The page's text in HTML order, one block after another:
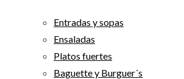
Entradas y sopas
Ensaladas
Platos fuertes
Baguette y Burguer´s